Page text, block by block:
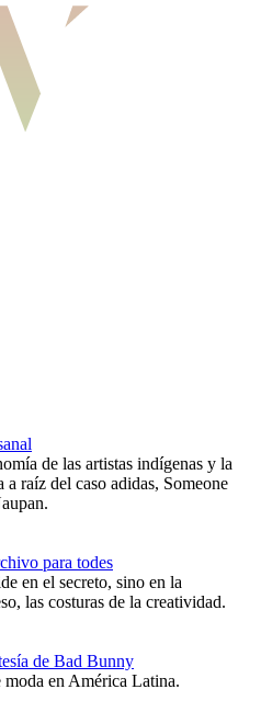
de las artistas indígenas y la
a raíz del caso adidas, Someone
para todes
en el secreto, sino en la
las costuras de la creatividad.
de Bad Bunny
en América Latina.